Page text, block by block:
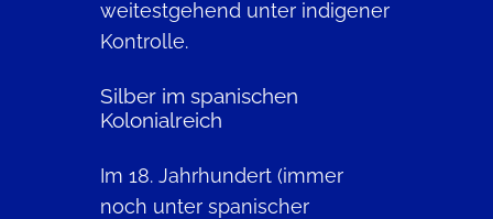
weitestgehend unter indigener
Kontrolle.
Silber im spanischen
Kolonialreich
Im 18. Jahrhundert (immer
noch unter spanischer